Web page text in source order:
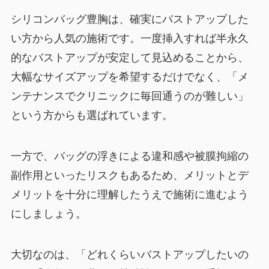
シリコンバッグ豊胸は、確実にバストアップした
い方から人気の施術です。一度挿入すれば半永久
的なバストアップが安定して見込めることから、
大幅なサイズアップを希望するだけでなく、「メ
ンテナンスでクリニックに毎回通うのが難しい」
という方からも選ばれています。
一方で、バッグの浮きによる違和感や被膜拘縮の
副作用といったリスクもあるため、メリットとデ
メリットを十分に理解したうえで施術に進むよう
にしましょう。
大切なのは、「どれくらいバストアップしたいの